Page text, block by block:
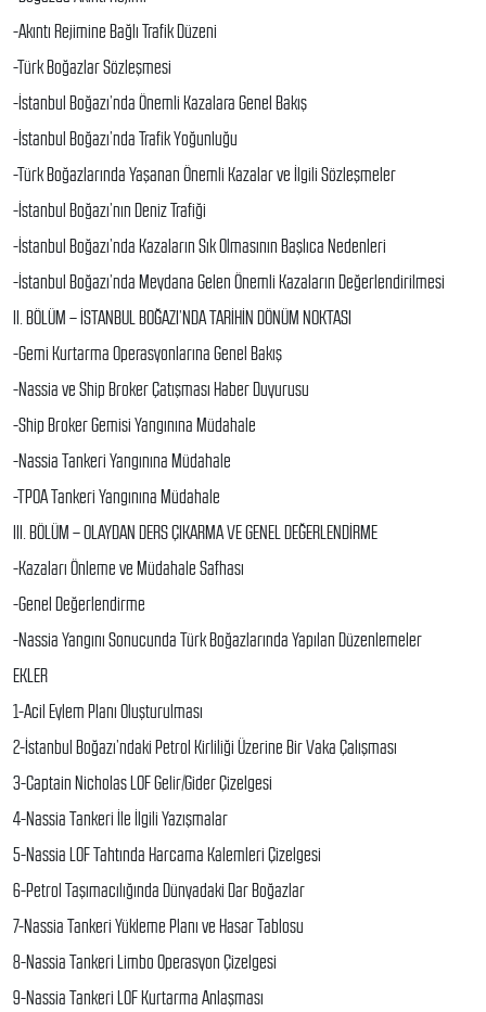
-Akıntı Rejimine Bağlı Trafik Düzeni
-Türk Boğazlar Sözleşmesi
-İstanbul Boğazı’nda Önemli Kazalara Genel Bakış
-İstanbul Boğazı’nda Trafik Yoğunluğu
-Türk Boğazlarında Yaşanan Önemli Kazalar ve İlgili Sözleşmeler
-İstanbul Boğazı’nın Deniz Trafiği
-İstanbul Boğazı’nda Kazaların Sık Olmasının Başlıca Nedenleri
-İstanbul Boğazı’nda Meydana Gelen Önemli Kazaların Değerlendirilmesi
II. BÖLÜM – İSTANBUL BOĞAZI’NDA TARİHİN DÖNÜM NOKTASI
-Gemi Kurtarma Operasyonlarına Genel Bakış
-Nassia ve Ship Broker Çatışması Haber Duyurusu
-Ship Broker Gemisi Yangınına Müdahale
-Nassia Tankeri Yangınına Müdahale
-TPOA Tankeri Yangınına Müdahale
III. BÖLÜM – OLAYDAN DERS ÇIKARMA VE GENEL DEĞERLENDİRME
-Kazaları Önleme ve Müdahale Safhası
-Genel Değerlendirme
-Nassia Yangını Sonucunda Türk Boğazlarında Yapılan Düzenlemeler
EKLER
1-Acil Eylem Planı Oluşturulması
2-İstanbul Boğazı’ndaki Petrol Kirliliği Üzerine Bir Vaka Çalışması
3-Captain Nicholas LOF Gelir/Gider Çizelgesi
4-Nassia Tankeri İle İlgili Yazışmalar
5-Nassia LOF Tahtında Harcama Kalemleri Çizelgesi
6-Petrol Taşımacılığında Dünyadaki Dar Boğazlar
7-Nassia Tankeri Yükleme Planı ve Hasar Tablosu
8-Nassia Tankeri Limbo Operasyon Çizelgesi
9-Nassia Tankeri LOF Kurtarma Anlaşması